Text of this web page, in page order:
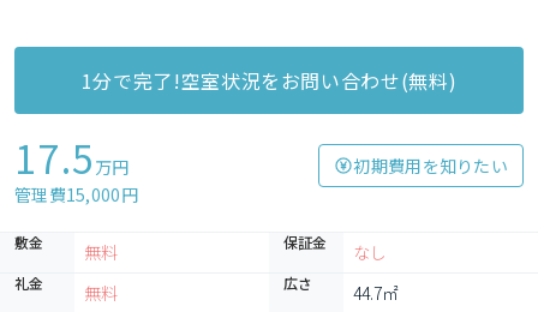
1分で完了!空室状況をお問い合わせ(無料)
17.5 万円
管理費15,000円
初期費用を知りたい
敷金 無料 保証金 なし
礼金 無料 広さ 44.7㎡